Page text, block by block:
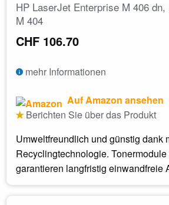
HP LaserJet Enterprise M 406
M 404
CHF 106.70
mehr Informationen
Auf Amazon ansehen
Berichten Sie über das Produkt
Umweltfreundlich und günstig dank
Recyclingtechnologie.
garantieren langfristig einwandfreie